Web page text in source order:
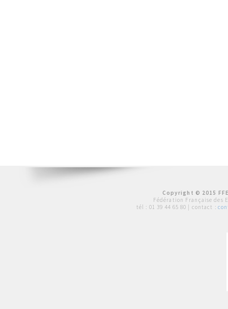
Copyright © 2015
Fédération Française des
tél : 01 39 44 65 80 | contact :